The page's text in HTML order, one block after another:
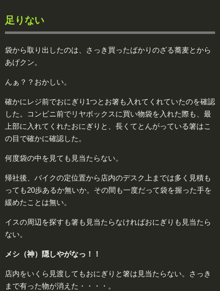
足りない
袋から取り出したのは、さっき買ったばかりのざる蕎麦とから
あげクン。
んぁ？？おかしい。
確かにレジ前でおにぎり1つとお箸も入れてくれていたのを確認
した。コンビニ前でリヤボックスに買い物袋を入れた際も、最
上部に入れてくれたおにぎりと、長くてとんがっている箸はこ
の目で確かに確認した。
何度袋の中を見ても見当たらない。
帰社後、バイクの定位置から店内のデスク上までは多く見積も
っても20歩あるか無いか。その間も一度だって袋を握った手を
緩めたことは無い。
イスの周辺を探すも箸も見当たらなければおにぎりも見当たら
ない。
メシ（神）隠しやがなっ！！
店内をいくら見渡してもおにぎりと箸は見当たらない。さっき
まで有った物が消えた・・・・。